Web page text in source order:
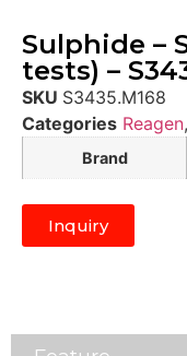
Sulphide –
tests) –
SKU S3435.M168
Categories Reagen,
Brand
Inquiry